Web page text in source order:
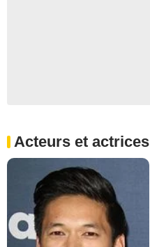
Acteurs et actrices